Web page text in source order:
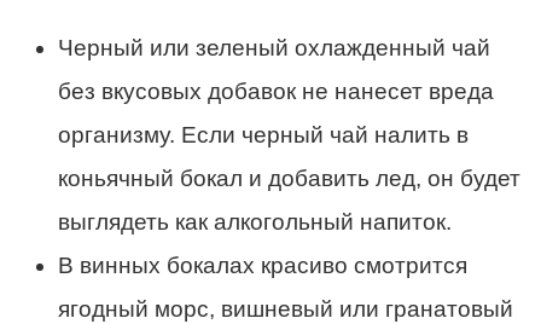
Черный или зеленый охлажденный чай
без вкусовых добавок не нанесет вреда
организму. Если черный чай налить в
коньячный бокал и добавить лед, он будет
выглядеть как алкогольный напиток.
В винных бокалах красиво смотрится
ягодный морс, вишневый или гранатовый